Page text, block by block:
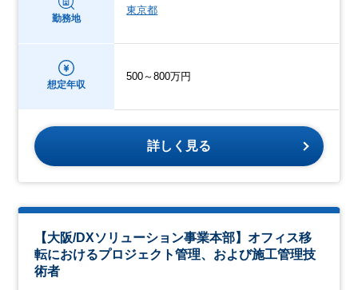
勤務地
東京都
想定年収
500～800万円
詳しく見る
【大阪/DXソリューション事業本部】オフィス移
転におけるプロジェクト管理、および施工管理技
術者